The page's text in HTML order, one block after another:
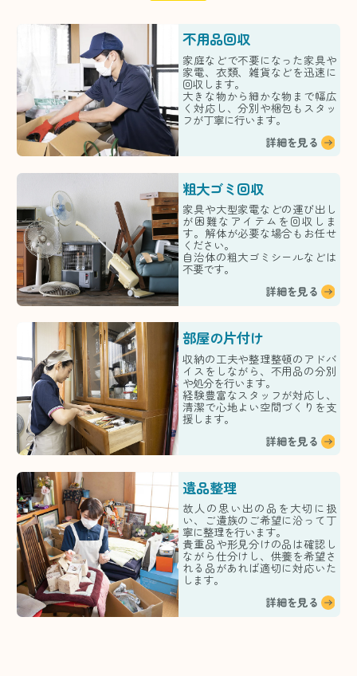
不用品回収
家庭などで不要になった家具や
家電、衣類、雑貨などを迅速に
回収します。
大きな物から細かな物まで幅広
く対応し、分別や梱包もスタッ
フが丁寧に行います。
詳細を見る
粗大ゴミ回収
家具や大型家電などの運び出し
が困難なアイテムを回収しま
す。解体が必要な場合もお任せ
ください。
自治体の粗大ゴミシールなどは
不要です。
詳細を見る
部屋の片付け
収納の工夫や整理整頓のアドバ
イスをしながら、不用品の分別
や処分を行います。
経験豊富なスタッフが対応し、
清潔で心地よい空間づくりを支
援します。
詳細を見る
遺品整理
故人の思い出の品を大切に扱
い、ご遺族のご希望に沿って丁
寧に整理を行います。
貴重品や形見分けの品は確認し
ながら仕分けし、供養を希望さ
れる品があれば適切に対応いた
します。
詳細を見る